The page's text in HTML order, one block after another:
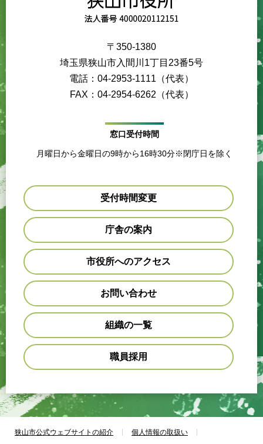
〒350-1380
埼玉県狭山市入間川1丁目23番5号
電話：04-2953-1111（代表）
FAX：04-2954-6262（代表）
窓口受付時間
月曜日から金曜日の9時から16時30分※閉庁日を除く
受付時間変更
庁舎の案内
市役所へのアクセス
お問い合わせ
組織の一覧
職員採用
狭山市公式ウェブサイトの紹介 個人情報の取扱い